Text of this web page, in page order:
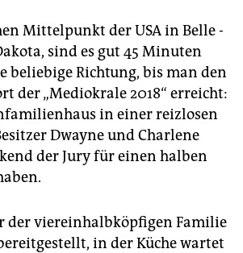
Mittelpunkt der USA in Belle
sind es gut 45 Minuten
beliebige Richtung, bis man den
der „Mediokrale 2018“ erreicht:
in einer reizlosen
Dwayne und Charlene
der Jury für einen halben
der viereinhalbköpfigen Familie
in der Küche wartet